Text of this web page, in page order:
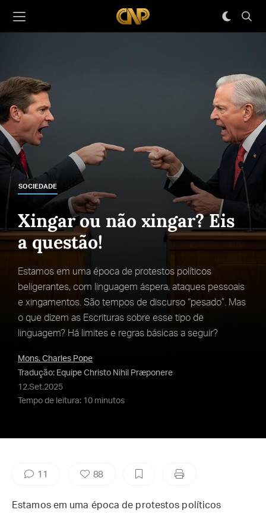
SOCIEDADE
Xingar ou não xingar? Eis
a questão!
Estamos em uma época de protestos políticos
beligerantes, com linguagem áspera, ataques pessoais
e xingamentos. São tempos de discurso “pesado”. Mas
o que dizem as Escrituras sobre esse tipo de
linguagem? Há limites e regras básicas a seguir?
Mons. Charles Pope
Tradução: Equipe Christo Nihil Præponere
12.Set.2025
Tempo de leitura: 10 minutos
11 88
Estamos em uma época de protestos políticos